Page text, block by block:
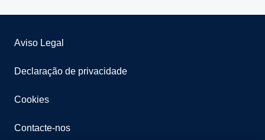
Aviso Legal
Declaração de privacidade
Cookies
Contacte-nos